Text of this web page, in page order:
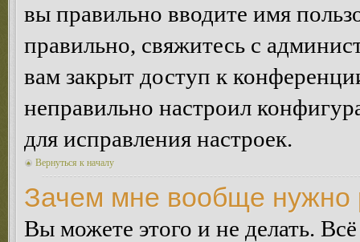
вы правильно вводите имя
правильно, свяжитесь с
вам закрыт доступ к
неправильно настроил
для исправления настроек.
Вернуться к началу
Зачем мне вообще нужно
Вы можете этого и не делать.